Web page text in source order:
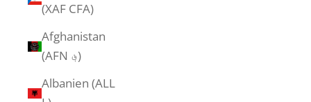
(XAF CFA)
Afghanistan
(AFN ؋)
Albanien (ALL